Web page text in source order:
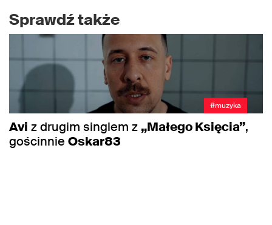
Sprawdź także
#muzyka
Avi z drugim singlem z „Małego Księcia”,
gościnnie Oskar83